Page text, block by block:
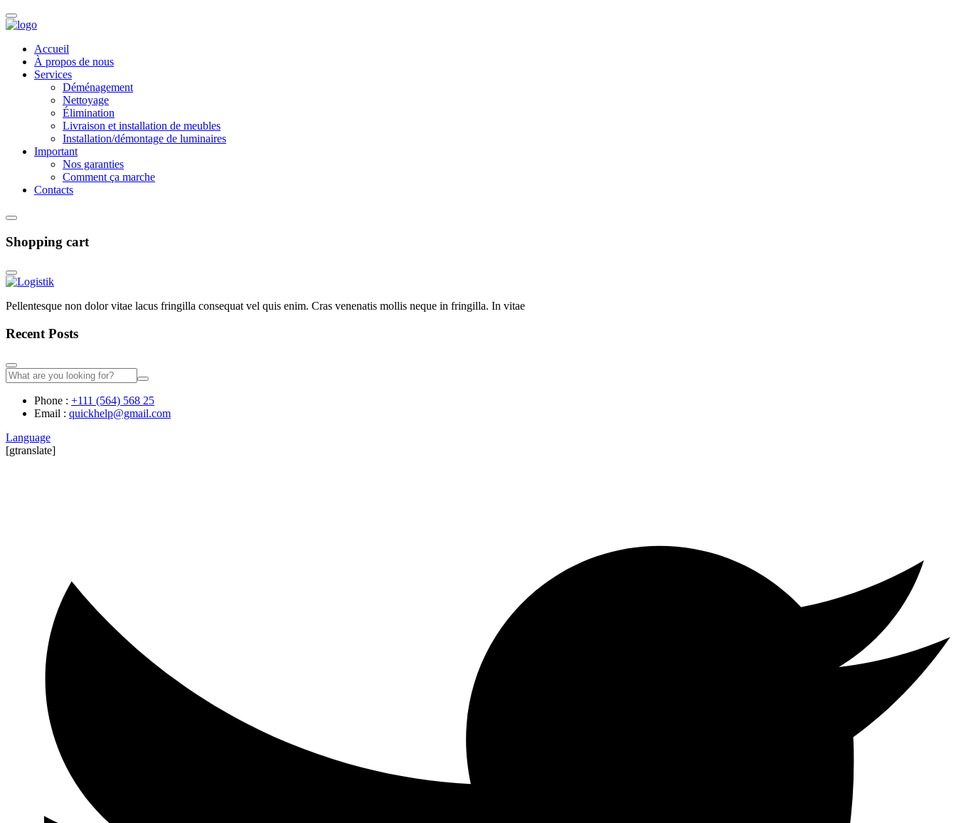
Accueil
À propos de nous
Services
Déménagement
Nettoyage
Élimination
Livraison et installation de meubles
Installation/démontage de luminaires
Important
Nos garanties
Comment ça marche
Contacts
Shopping cart
Pellentesque non dolor vitae lacus fringilla consequat vel quis enim. Cras venenatis mollis neque in fringilla. In vitae
Recent Posts
Phone : +111 (564) 568 25
Email : quickhelp@gmail.com
Language
[gtranslate]